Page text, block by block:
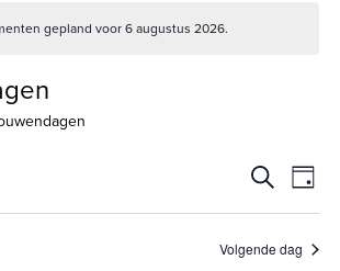
gepland voor 6 augustus 2026.
Zoeken
Dag
Volgende dag